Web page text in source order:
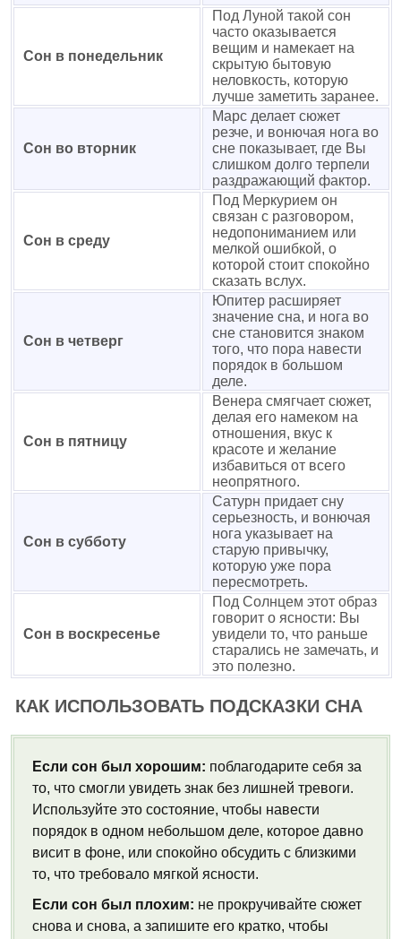
Сон в понедельник
Под Луной такой сон
часто оказывается
вещим и намекает на
скрытую бытовую
неловкость, которую
лучше заметить заранее.
Сон во вторник
Марс делает сюжет
резче, и вонючая нога во
сне показывает, где Вы
слишком долго терпели
раздражающий фактор.
Сон в среду
Под Меркурием он
связан с разговором,
недопониманием или
мелкой ошибкой, о
которой стоит спокойно
сказать вслух.
Сон в четверг
Юпитер расширяет
значение сна, и нога во
сне становится знаком
того, что пора навести
порядок в большом
деле.
Сон в пятницу
Венера смягчает сюжет,
делая его намеком на
отношения, вкус к
красоте и желание
избавиться от всего
неопрятного.
Сон в субботу
Сатурн придает сну
серьезность, и вонючая
нога указывает на
старую привычку,
которую уже пора
пересмотреть.
Сон в воскресенье
Под Солнцем этот образ
говорит о ясности: Вы
увидели то, что раньше
старались не замечать, и
это полезно.
КАК ИСПОЛЬЗОВАТЬ ПОДСКАЗКИ СНА
Если сон был хорошим: поблагодарите себя за
то, что смогли увидеть знак без лишней тревоги.
Используйте это состояние, чтобы навести
порядок в одном небольшом деле, которое давно
висит в фоне, или спокойно обсудить с близкими
то, что требовало мягкой ясности.
Если сон был плохим: не прокручивайте сюжет
снова и снова, а запишите его кратко, чтобы